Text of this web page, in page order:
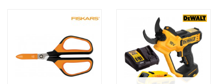
Összehasonlítás Összehasonlítás